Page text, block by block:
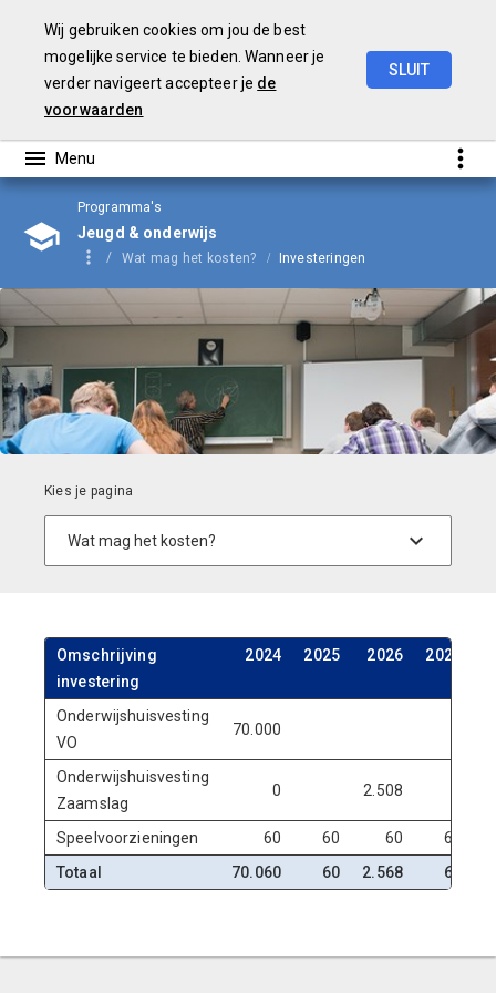
Wij gebruiken cookies om jou de best
mogelijke service te bieden. Wanneer je
verder navigeert accepteer je de
voorwaarden
SLUIT
Programma's
Jeugd & onderwijs
Wat mag het kosten? Investeringen
Omschrijving
investering
2024 2025 2026 2027
Onderwijshuisvesting
VO
70.000
Onderwijshuisvesting
Zaamslag
0 2.508
Speelvoorzieningen 60 60 60
60
Totaal
70.060 60 2.568 60